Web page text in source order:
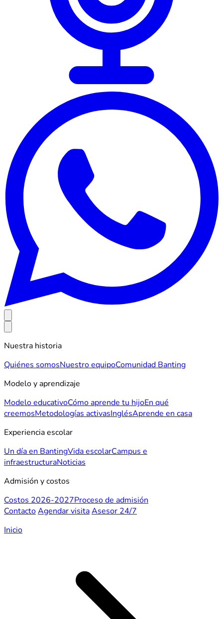
Nuestra historia
Quiénes somosNuestro equipoComunidad Banting
Modelo y aprendizaje
Modelo educativoCómo aprende tu hijoEn qué
creemosMetodologías activasInglésAprende en casa
Experiencia escolar
Un día en BantingVida escolarCampus e
infraestructuraNoticias
Admisión y costos
Costos 2026-2027Proceso de admisión
ContactoAgendar visitaAsesor 24/7
Inicio